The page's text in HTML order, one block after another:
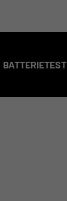
BATTERIETEST